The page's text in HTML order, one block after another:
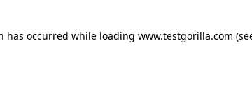
has occurred while loading www.testgorilla.com